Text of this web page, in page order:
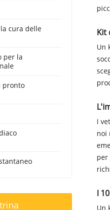
Kit
Un
I
noi
per
I
Un
cura delle
per la
pronto